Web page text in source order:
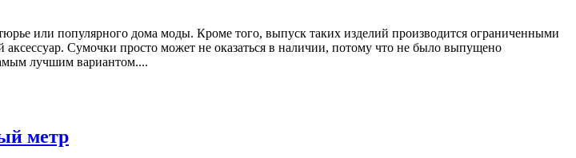
или популярного дома моды. Кроме того, выпуск таких изделий производится ограниченными
Сумочки просто может не оказаться в наличии, потому что не было выпущено
лучшим вариантом....
метр